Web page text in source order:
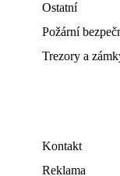
Ostatní
Požární
Trezory a
Kontakt
Reklama